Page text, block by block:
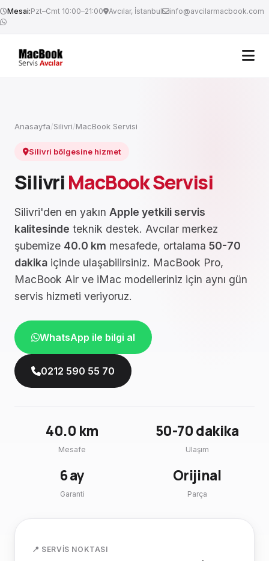
Mesai:Pzt–Cmt 10:00–21:00 Avcılar, İstanbul info@avcilarmacbook.com
Anasayfa/Silivri/MacBook Servisi
Silivri bölgesine hizmet
SilivriMacBook Servisi
Silivri'den en yakın Apple yetkili servis
kalitesinde teknik destek. Avcılar merkez
şubemize 40.0 km mesafede, ortalama 50-70
dakika içinde ulaşabilirsiniz. MacBook Pro,
MacBook Air ve iMac modelleriniz için aynı gün
servis hizmeti veriyoruz.
WhatsApp ile bilgi al
0212 590 55 70
40.0 km
Mesafe
50-70 dakika
Ulaşım
6 ay
Garanti
Orijinal
Parça
📍 SERVIS NOKTASI